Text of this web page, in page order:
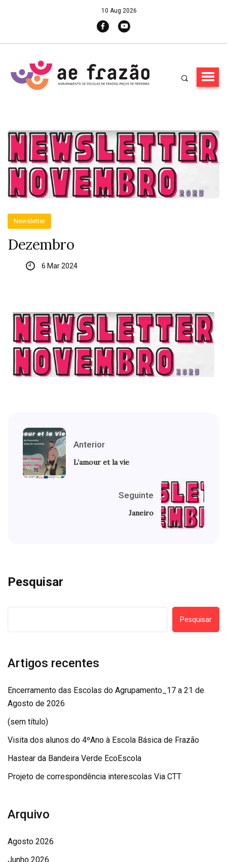
10 Aug 2026
Newsletter
Dezembro
6 Mar 2024
Anterior
L’amour et la vie
Seguinte
Janeiro
Pesquisar
Pesquisar
Artigos recentes
Encerramento das Escolas do Agrupamento_17 a 21 de
Agosto de 2026
(sem título)
Visita dos alunos do 4ºAno à Escola Básica de Frazão
Hastear da Bandeira Verde EcoEscola
Projeto de correspondência interescolas Via CTT
Arquivo
Agosto 2026
Junho 2026